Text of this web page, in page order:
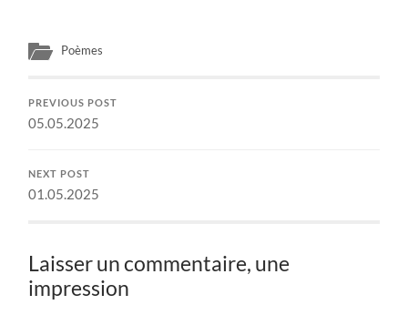
Poèmes
PREVIOUS POST
05.05.2025
NEXT POST
01.05.2025
Laisser un commentaire, une
impression